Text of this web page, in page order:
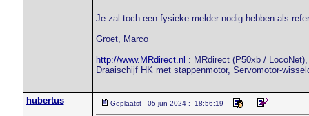
Je zal toch een fysieke melder nodig hebben als
Groet, Marco
http://www.MRdirect.nl : MRdirect (P50xb /
Draaischijf HK met stappenmotor, Servomotor-
hubertus Geplaatst - 05 jun 2024 : 18:56:19